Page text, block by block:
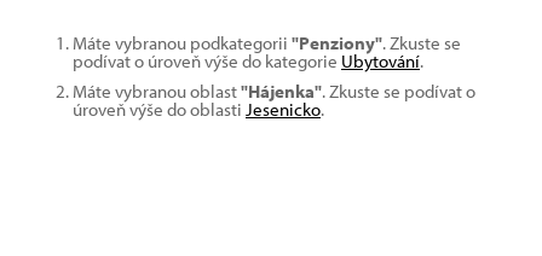
Máte vybranou podkategorii "Penziony". Zkuste se
podívat o úroveň výše do kategorie Ubytování.
Máte vybranou oblast"Hájenka". Zkuste se podívat o
úroveň výše do oblasti Jesenicko.